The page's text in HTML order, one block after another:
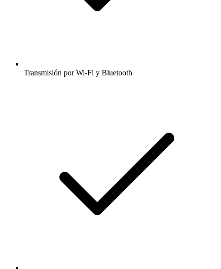
Transmisión por Wi-Fi y Bluetooth